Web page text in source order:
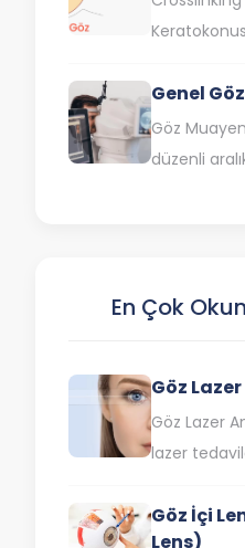
yöntemi
tedavi
Genel
Göz
düzenli
En Çok
Göz
Göz Lazer
lazer
ameliyatı,
Göz İçi
Lens)